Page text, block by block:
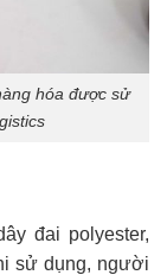
hóa được sử
đai polyester,
sử dụng, người